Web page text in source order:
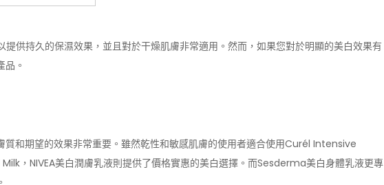
供持久的保濕效果，並且對於干燥肌膚非常適用。然而，如果您對於明顯的美白效果有
。
質和期望的效果非常重要。雖然乾性和敏感肌膚的使用者適合使用Curél Intensive
，NIVEA美白潤膚乳液則提供了價格實惠的美白選擇。而Sesderma美白身體乳液更專